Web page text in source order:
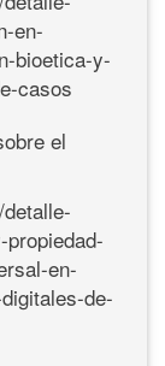
en-
bioetica-y-
casos
el
en-
de-